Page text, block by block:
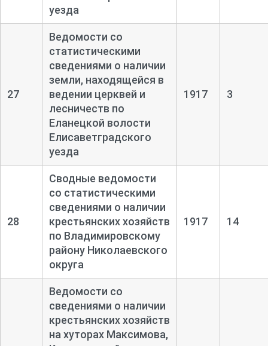
уезда
27
Ведомости со
статистическими
сведениями о наличии
земли, находящейся в
ведении церквей и
лесничеств по
Еланецкой волости
Елисаветградского
уезда
1917 3
28
Сводные ведомости
со статистическими
сведениями о наличии
крестьянских хозяйств
по Владимировскому
району Николаевского
округа
1917 14
Ведомости со
сведениями о наличии
крестьянских хозяйств
на хуторах Максимова,